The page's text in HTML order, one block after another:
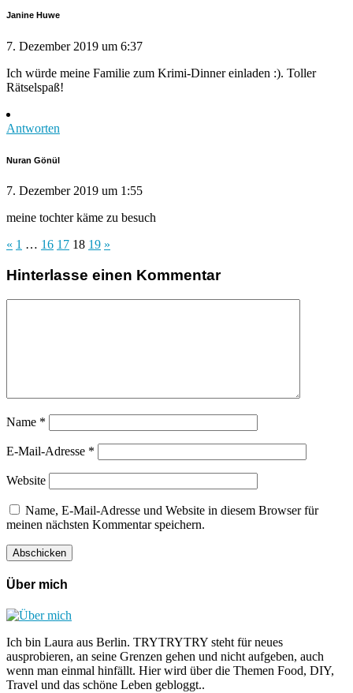
Janine Huwe
7. Dezember 2019 um 6:37
Ich würde meine Familie zum Krimi-Dinner einladen :). Toller
Rätselspaß!
Antworten
Nuran Gönül
7. Dezember 2019 um 1:55
meine tochter käme zu besuch
« 1 … 16 17 18 19 »
Hinterlasse einen Kommentar
Name *
E-Mail-Adresse *
Website
Name, E-Mail-Adresse und Website in diesem Browser für
meinen nächsten Kommentar speichern.
Über mich
Ich bin Laura aus Berlin. TRYTRYTRY steht für neues
ausprobieren, an seine Grenzen gehen und nicht aufgeben, auch
wenn man einmal hinfällt. Hier wird über die Themen Food, DIY,
Travel und das schöne Leben gebloggt..